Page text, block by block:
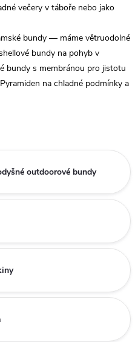
večery v táboře nebo jako
bundy — máme větruodolné
bundy na pohyb v
bundy s membránou pro jistotu
na chladné podmínky a
outdoorové bundy